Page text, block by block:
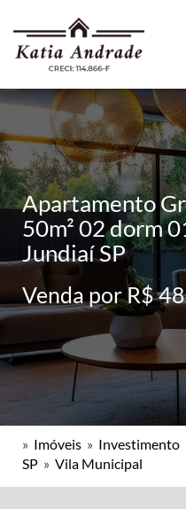
Apartamento
50m² 02 dorm
Jundiaí SP
Venda por R$
» Imóveis » Investimento
SP » Vila Municipal